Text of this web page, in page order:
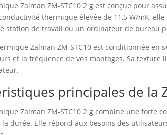
Zalman ZM-STC10 2 g est conçue pour
thermique élevée de 11,5 W/mK,
station de travail ou un ordinateur de bureau
Zalman ZM-STC10 est conditionnée
et la fréquence de vos montages. Sa
principales de la
Zalman ZM-STC10 2 g combine une
la durée. Elle répond aux besoins des